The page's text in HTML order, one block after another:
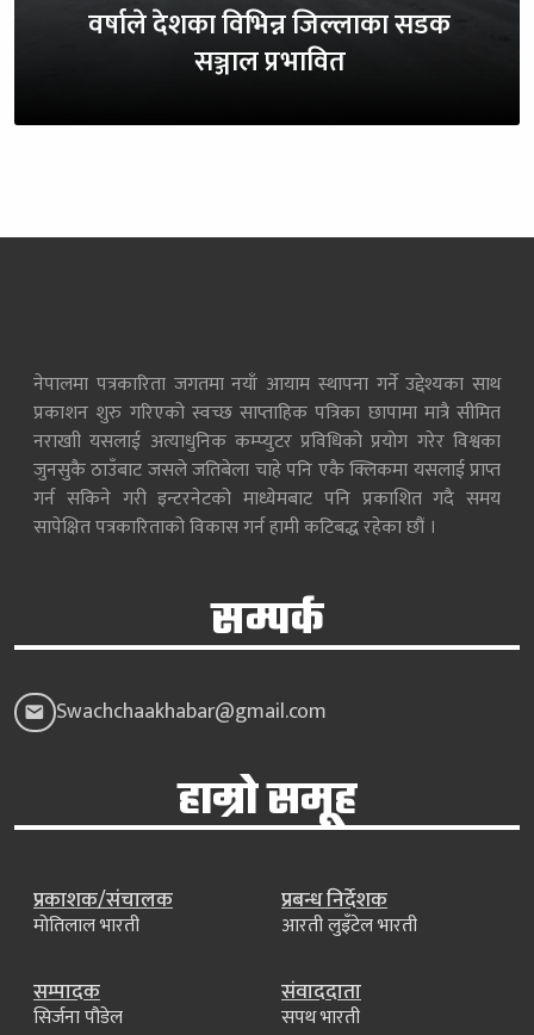
वर्षाले देशका विभिन्न जिल्लाका सडक
सञ्जाल प्रभावित
नेपालमा पत्रकारिता जगतमा नयाँ आयाम स्थापना गर्ने उद्देश्यका साथ
प्रकाशन शुरु गरिएको स्वच्छ साप्ताहिक पत्रिका छापामा मात्रै सीमित
नराखाी यसलाई अत्याधुनिक कम्प्युटर प्रविधिको प्रयोग गरेर विश्वका
जुनसुकै ठाउँबाट जसले जतिबेला चाहे पनि एकै क्लिकमा यसलाई प्राप्त
गर्न सकिने गरी इन्टरनेटको माध्येमबाट पनि प्रकाशित गदै समय
सापेक्षित पत्रकारिताको विकास गर्न हामी कटिबद्ध रहेका छौं ।
सम्पर्क
Swachchaakhabar@gmail.com
हाम्रो समूह
प्रकाशक/संचालक
मोतिलाल भारती
प्रबन्ध निर्देशक
आरती लुइँटेल भारती
सम्पादक
सिर्जना पौडेल
संवाददाता
सपथ भारती